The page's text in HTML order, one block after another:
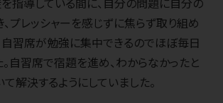
プレッシャーを感じずに焦らず取り組め
自習席が勉強に集中できるのでほぼ毎日
自習席で宿題を進め、わからなかったと
解決するようにしていました。